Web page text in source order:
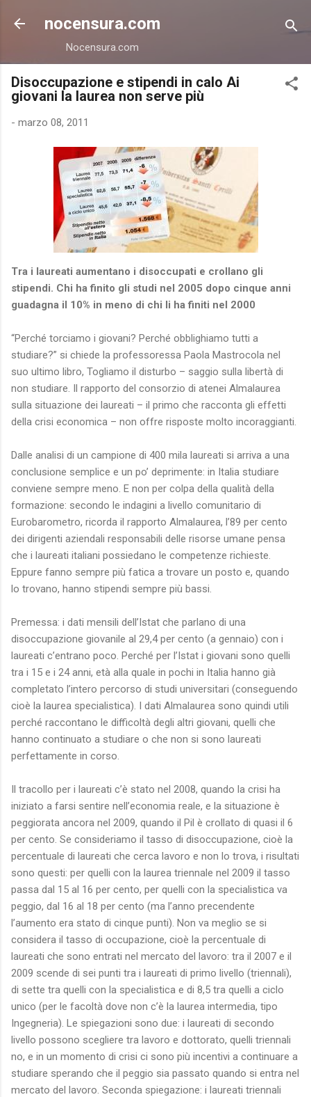
Passa ai contenuti principali
nocensura.com
Nocensura.com
Disoccupazione e stipendi in calo Ai
giovani la laurea non serve più
- marzo 08, 2011
Tra i laureati aumentano i disoccupati e crollano gli
stipendi. Chi ha finito gli studi nel 2005 dopo cinque anni
guadagna il 10% in meno di chi li ha finiti nel 2000
“Perché torciamo i giovani? Perché obblighiamo tutti a
studiare?” si chiede la professoressa Paola Mastrocola nel
suo ultimo libro, Togliamo il disturbo – saggio sulla libertà di
non studiare. Il rapporto del consorzio di atenei Almalaurea
sulla situazione dei laureati – il primo che racconta gli effetti
della crisi economica – non offre risposte molto incoraggianti.
Dalle analisi di un campione di 400 mila laureati si arriva a una
conclusione semplice e un po’ deprimente: in Italia studiare
conviene sempre meno. E non per colpa della qualità della
formazione: secondo le indagini a livello comunitario di
Eurobarometro, ricorda il rapporto Almalaurea, l’89 per cento
dei dirigenti aziendali responsabili delle risorse umane pensa
che i laureati italiani possiedano le competenze richieste.
Eppure fanno sempre più fatica a trovare un posto e, quando
lo trovano, hanno stipendi sempre più bassi.
Premessa: i dati mensili dell’Istat che parlano di una
disoccupazione giovanile al 29,4 per cento (a gennaio) con i
laureati c’entrano poco. Perché per l’Istat i giovani sono quelli
tra i 15 e i 24 anni, età alla quale in pochi in Italia hanno già
completato l’intero percorso di studi universitari (conseguendo
cioè la laurea specialistica). I dati Almalaurea sono quindi utili
perché raccontano le difficoltà degli altri giovani, quelli che
hanno continuato a studiare o che non si sono laureati
perfettamente in corso.
Il tracollo per i laureati c’è stato nel 2008, quando la crisi ha
iniziato a farsi sentire nell’economia reale, e la situazione è
peggiorata ancora nel 2009, quando il Pil è crollato di quasi il 6
per cento. Se consideriamo il tasso di disoccupazione, cioè la
percentuale di laureati che cerca lavoro e non lo trova, i risultati
sono questi: per quelli con la laurea triennale nel 2009 il tasso
passa dal 15 al 16 per cento, per quelli con la specialistica va
peggio, dal 16 al 18 per cento (ma l’anno precendente
l’aumento era stato di cinque punti). Non va meglio se si
considera il tasso di occupazione, cioè la percentuale di
laureati che sono entrati nel mercato del lavoro: tra il 2007 e il
2009 scende di sei punti tra i laureati di primo livello (triennali),
di sette tra quelli con la specialistica e di 8,5 tra quelli a ciclo
unico (per le facoltà dove non c’è la laurea intermedia, tipo
Ingegneria). Le spiegazioni sono due: i laureati di secondo
livello possono scegliere tra lavoro e dottorato, quelli triennali
no, e in un momento di crisi ci sono più incentivi a continuare a
studiare sperando che il peggio sia passato quando si entra nel
mercato del lavoro. Seconda spiegazione: i laureati triennali